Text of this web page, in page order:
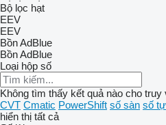
Bộ lọc hạt
EEV
EEV
Bồn AdBlue
Bồn AdBlue
Loại hộp số
Không tìm thấy kết quả nào cho truy
CVT Cmatic PowerShift số sàn số
hiển thị tất cả